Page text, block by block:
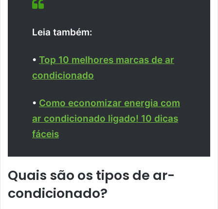
Leia também:
• Top 10 melhores marcas de ar
condicionado
• Como economizar energia com
ar condicionado ligado! 10 dicas
fáceis
Quais são os tipos de ar-
condicionado?